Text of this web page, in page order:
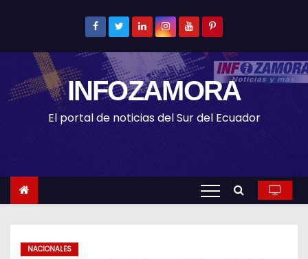
t
e
INFOZAMORA
El portal de noticias del Sur del Ecuador
NACIONALES